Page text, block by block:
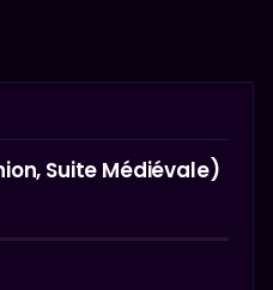
Suite Médiévale)